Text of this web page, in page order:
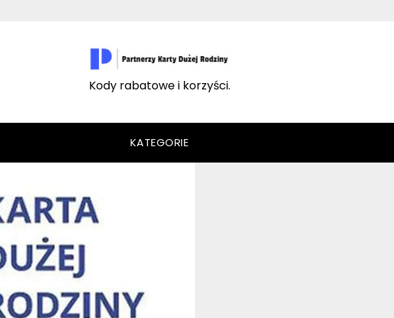
Kody rabatowe i korzyści.
KATEGORIE